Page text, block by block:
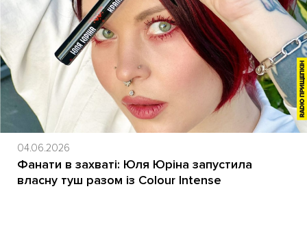
04.06.2026
Фанати в захваті: Юля Юріна запустила
власну туш разом із Colour Intense